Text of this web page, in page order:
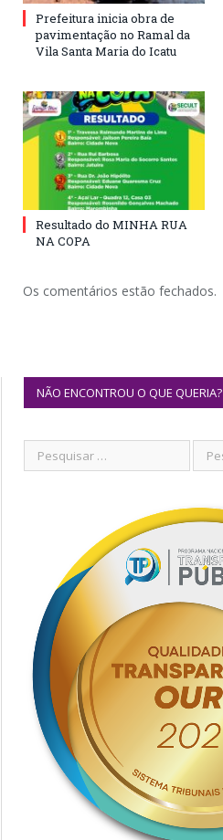
Prefeitura inicia obra de
pavimentação no Ramal da
Vila Santa Maria do Icatu
Resultado do MINHA RUA
NA COPA
Os comentários estão fechados.
NÃO ENCONTROU O QUE QUERIA?